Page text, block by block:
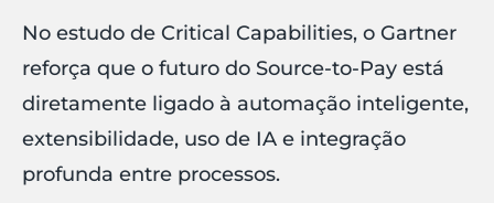
No estudo de Critical Capabilities, o Gartner
reforça que o futuro do Source-to-Pay está
diretamente ligado à automação inteligente,
extensibilidade, uso de IA e integração
profunda entre processos.